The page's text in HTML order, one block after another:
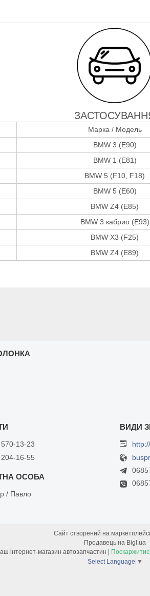
Марка / Модель
BMW 3 (E90)
BMW 1 (E81)
BMW 5 (F10, F18)
BMW 5 (E60)
BMW Z4 (E85)
BMW 3 кабрио (E93)
BMW X3 (F25)
BMW Z4 (E89)
13-23
16-55
/ Павло
Сайт створений на маркетплейсі
Продавець на Bigl.ua
Select Language ▼